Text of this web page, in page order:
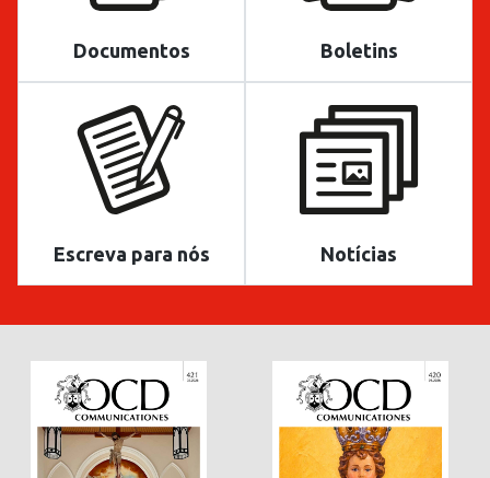
Documentos Boletins
Escreva para nós Notícias